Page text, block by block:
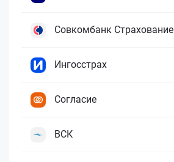
Совкомбанк Страхование
Ингосстрах
Согласие
ВСК